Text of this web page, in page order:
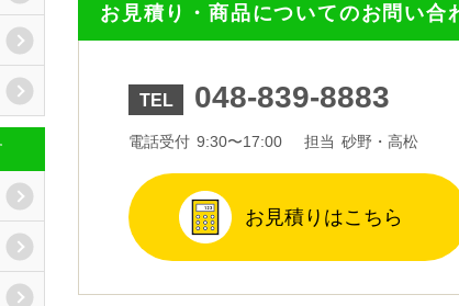
お見積り・商品についてのお問い合
TEL 048-839-8883
電話受付 9:30〜17:00 担当 砂野・高松
お見積りはこちら